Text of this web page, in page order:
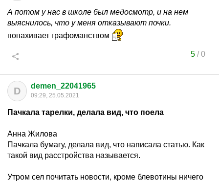
А потом у нас в школе был медосмотр, и на нем
выяснилось, что у меня отказывают почки.
попахивает графоманством
5/0
D demen_22041965
09:29, 25.05.2021
Пачкала тарелки, делала вид, что поела
Анна Жилова
Пачкала бумагу, делала вид, что написала статью. Как
такой вид расстройства называется.
Утром сел почитать новости, кроме блевотины ничего